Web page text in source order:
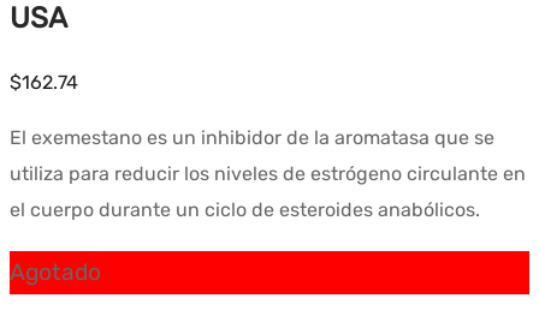
USA
$162.74
El exemestano es un inhibidor de la aromatasa que se
utiliza para reducir los niveles de estrógeno circulante en
el cuerpo durante un ciclo de esteroides anabólicos.
Agotado